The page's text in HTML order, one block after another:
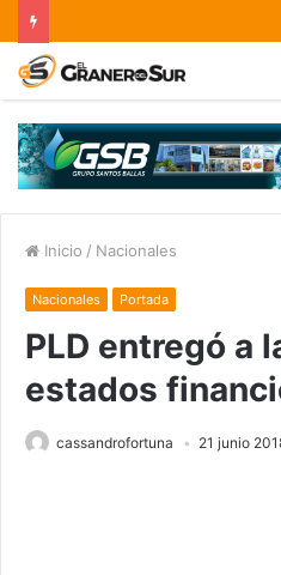
Inicio / Nacionales
Nacionales Portada
PLD entregó a
estados
cassandrofortuna 21 junio